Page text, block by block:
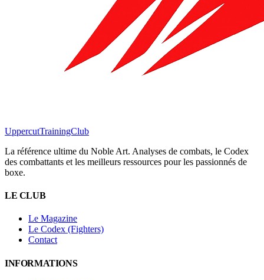
UppercutTrainingClub
La référence ultime du Noble Art. Analyses de combats, le Codex
des combattants et les meilleurs ressources pour les passionnés de
boxe.
LE CLUB
Le Magazine
Le Codex (Fighters)
Contact
INFORMATIONS